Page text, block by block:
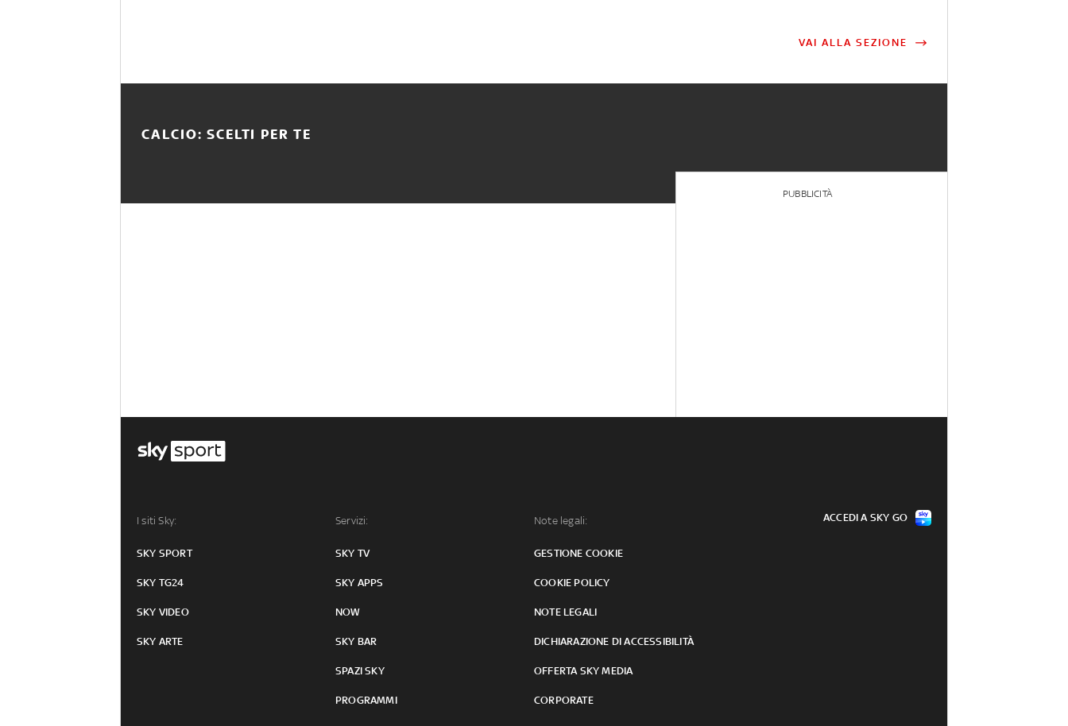
VAI ALLA SEZIONE
CALCIO: SCELTI PER TE
PUBBLICITÀ
I siti Sky:
SKY SPORT
SKY TG24
SKY VIDEO
SKY ARTE
Servizi:
SKY TV
SKY APPS
NOW
SKY BAR
SPAZI SKY
PROGRAMMI
Note legali:
GESTIONE COOKIE
COOKIE POLICY
NOTE LEGALI
DICHIARAZIONE DI ACCESSIBILITÀ
OFFERTA SKY MEDIA
CORPORATE
ACCEDI A SKY GO